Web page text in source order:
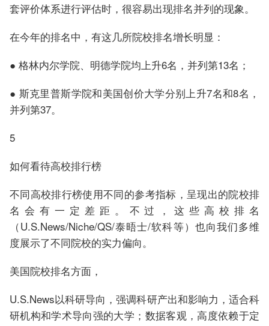
套评价体系进行评估时，很容易出现排名并列的现象。
在今年的排名中，有这几所院校排名增长明显：
● 格林内尔学院、明德学院均上升6名，并列第13名；
● 斯克里普斯学院和美国创价大学分别上升7名和8名，
并列第37。
5
如何看待高校排行榜
不同高校排行榜使用不同的参考指标，呈现出的院校排
名会有一定差距。不过，这些高校排名
（U.S.News/Niche/QS/泰晤士/软科等）也向我们多维
度展示了不同院校的实力偏向。
美国院校排名方面，
U.S.News以科研导向，强调科研产出和影响力，适合科
研机构和学术导向强的大学；数据客观，高度依赖于定